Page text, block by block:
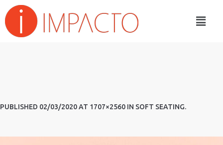
PUBLISHED 02/03/2020AT 1707×2560 IN SOFT SEATING.